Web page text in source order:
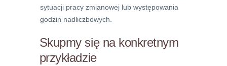
sytuacji pracy zmianowej lub występowania
godzin nadliczbowych.
Skupmy się na konkretnym
przykładzie